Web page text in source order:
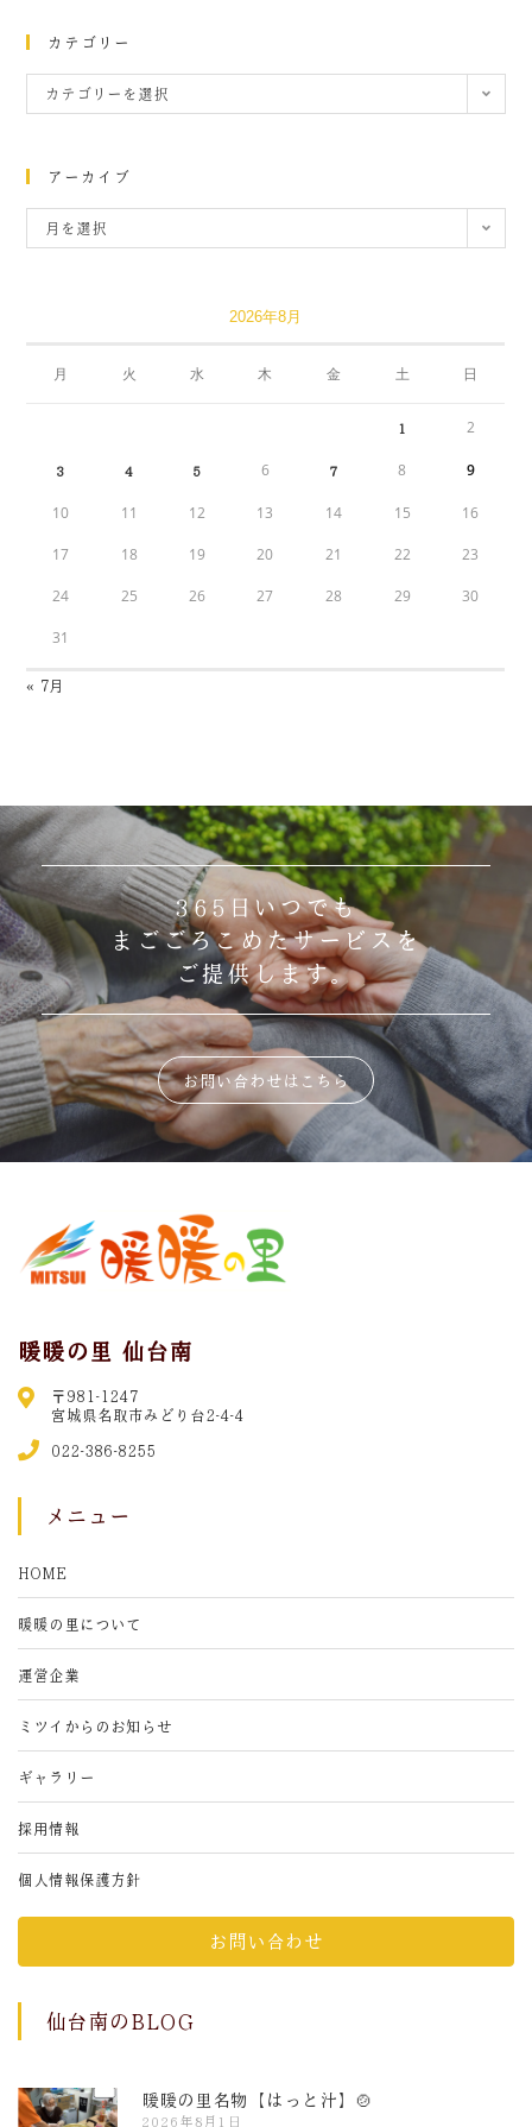
カテゴリー
カテゴリーを選択
アーカイブ
月を選択
2026年8月
月 火 水 木 金 土 日
1 2
3 4 5 6 7 8 9
10 11 12 13 14 15 16
17 18 19 20 21 22 23
24 25 26 27 28 29 30
31
« 7月
365日いつでも
まごごろこめたサービスを
ご提供します。
お問い合わせはこちら
暖暖の里 仙台南
〒981-1247
宮城県名取市みどり台2-4-4
022-386-8255
メニュー
HOME
暖暖の里について
運営企業
ミツイからのお知らせ
ギャラリー
採用情報
個人情報保護方針
お問い合わせ
仙台南のBLOG
暖暖の里名物【はっと汁】🍲
2026年8月1日